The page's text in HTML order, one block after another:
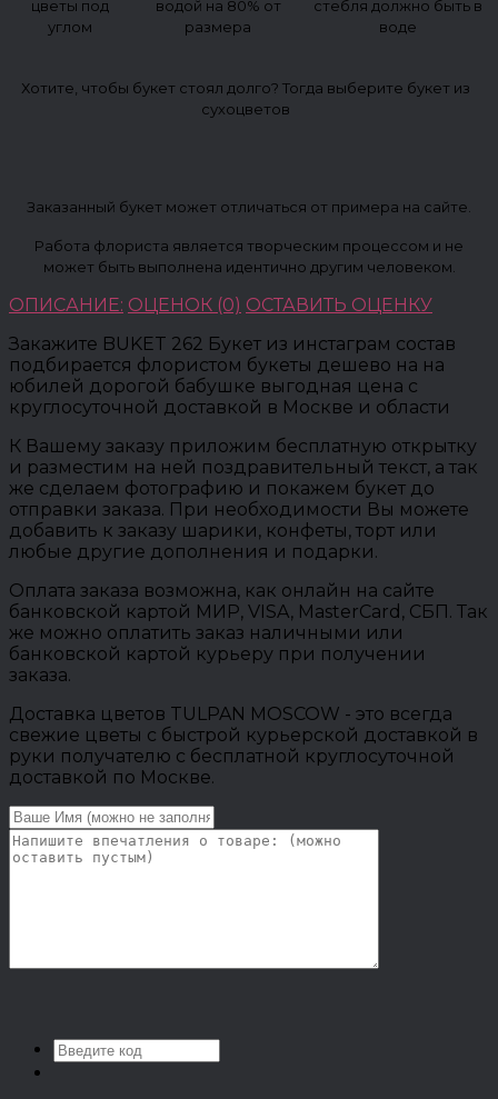
цветы под
углом
водой на 80% от
размера
стебля должно быть в
воде
Хотите, чтобы букет стоял долго? Тогда выберите букет из
сухоцветов
Заказанный букет может отличаться от примера на сайте.
Работа флориста является творческим процессом и не
может быть выполнена идентично другим человеком.
ОПИСАНИЕ: ОЦЕНОК (0) ОСТАВИТЬ ОЦЕНКУ
Закажите BUKET 262 Букет из инстаграм состав
подбирается флористом букеты дешево на на
юбилей дорогой бабушке выгодная цена с
круглосуточной доставкой в Москве и области
К Вашему заказу приложим бесплатную открытку
и разместим на ней поздравительный текст, а так
же сделаем фотографию и покажем букет до
отправки заказа. При необходимости Вы можете
добавить к заказу шарики, конфеты, торт или
любые другие дополнения и подарки.
Оплата заказа возможна, как онлайн на сайте
банковской картой МИР, VISA, MasterCard, СБП. Так
же можно оплатить заказ наличными или
банковской картой курьеру при получении
заказа.
Доставка цветов TULPAN MOSCOW - это всегда
свежие цветы с быстрой курьерской доставкой в
руки получателю с бесплатной круглосуточной
доставкой по Москве.